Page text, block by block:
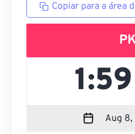
Copiar para a área